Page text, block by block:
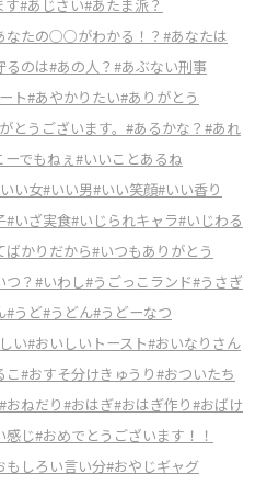
す#あじさい#あたま派？
なたの○○がわかる！？ #あなたは
るのは#あの人？ #あぶない刑事
ト#あやかりたい#ありがとう
とうございます。 #あるかな？ #あれ
でもねぇ #いいことあるね
い女#いい男#いい笑顔#いい香り
#いざ実食#いじられキャラ#いじわる
ばかりだから#いつもありがとう
つ？ #いわし#うごっこランド#うさぎ
#うど#うどん#うどーなつ
い#おいしいトースト#おいなりさん
こ#おすそ分けきゅうり#おついたち
#おねだり#おはぎ#おはぎ作り#おばけ
感じ#おめでとうございます！！
もしろい言い分#おやじギャグ